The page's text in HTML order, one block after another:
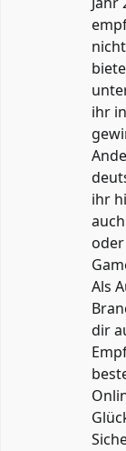
ihr
ihr
oder
Als
dir